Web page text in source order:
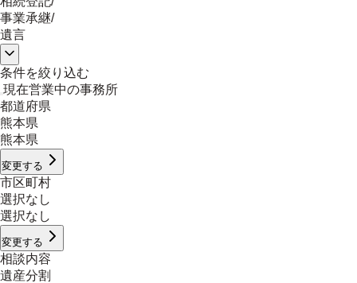
事業承継/
遺言
条件を絞り込む
現在営業中の事務所
都道府県
熊本県
熊本県
変更する
市区町村
選択なし
選択なし
変更する
相談内容
遺産分割